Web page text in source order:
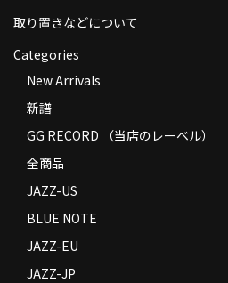
返品
コンディション
特定商取引法に基づく表示
Contact
取り置きなどについて
Categories
New Arrivals
新譜
GG RECORD （当店のレーベル）
全商品
JAZZ-US
BLUE NOTE
JAZZ-EU
JAZZ-JP